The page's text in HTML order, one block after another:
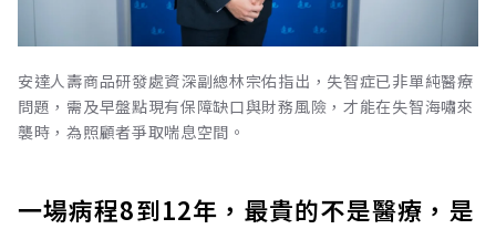
安達人壽商品研發處資深副總林宗佑指出，失智症已非單純醫療
問題，需及早盤點現有保障缺口與財務風險，才能在失智海嘯來
襲時，為照顧者爭取喘息空間。
一場病程8到12年，最貴的不是醫療，是